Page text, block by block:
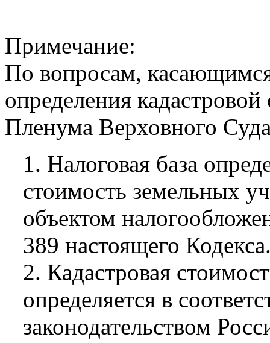
Примечание:
По вопросам, касающимся
определения
Пленума Верховного
1. Налоговая база
стоимость земельных
объектом
389 настоящего
2. Кадастровая
определяется в
законодательством